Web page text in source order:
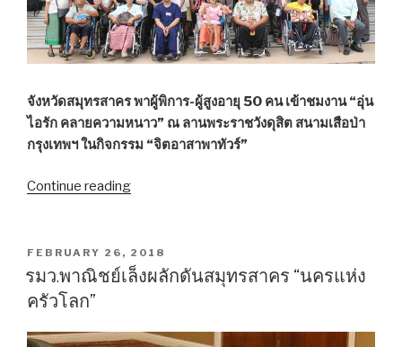
จังหวัดสมุทรสาคร พาผู้พิการ-ผู้สูงอายุ 50 คน เข้าชมงาน “อุ่น
ไอรัก คลายความหนาว” ณ ลานพระราชวังดุสิต สนามเสือป่า
กรุงเทพฯ ในกิจกรรม “จิตอาสาพาทัวร์”
Continue reading
“จิต
อาสา
นำ
POSTED
ON
FEBRUARY 26, 2018
รมว.พาณิชย์เล็งผลักดันสมุทรสาคร “นครแห่ง
ครัวโลก”